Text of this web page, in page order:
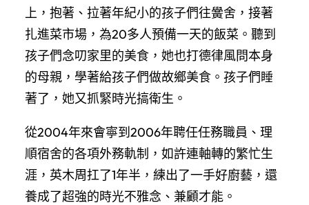
上，抱著、拉著年紀小的孩子們往黌舍，接著
扎進菜市場，為20多人預備一天的飯菜。聽到
孩子們念叨家里的美食，她也打德律風問本身
的母親，學著給孩子們做故鄉美食。孩子們睡
著了，她又抓緊時光搞衛生。
從2004年來會寧到2006年聘任任務職員、理
順宿舍的各項外務軌制，如許連軸轉的繁忙生
涯，英木周扛了1年半，練出了一手好廚藝，還
養成了超強的時光不雅念、兼顧才能。